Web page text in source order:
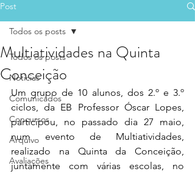
Post
Todos os posts
Noticias
Comunicados
Concursos
Arquivo
Avaliações
Todos os posts
Multiatividades na Quinta
Conceição
Um grupo de 10 alunos, dos 2.º e 3.º
ciclos, da EB Professor Óscar Lopes,
participou, no passado dia 27 maio,
num evento de Multiatividades,
realizado na Quinta da Conceição,
juntamente com várias escolas, no